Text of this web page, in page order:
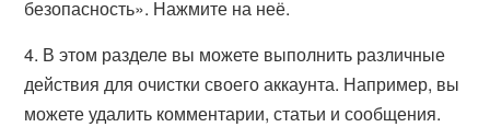
безопасность». Нажмите на неё.
4. В этом разделе вы можете выполнить различные
действия для очистки своего аккаунта. Например, вы
можете удалить комментарии, статьи и сообщения.